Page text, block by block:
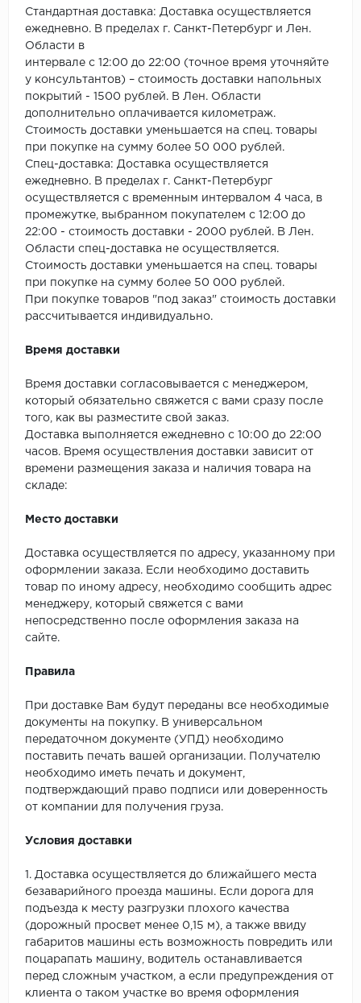
SPC Alta Step
SPC Betta
SPC DEW
SPC Flooring
SPC Kronostep
SPC Promo
SPC Stronghold
Tulesna
Vinil click
Стандартная доставка: Доставка осуществляется
ежедневно. В пределах г. Санкт-Петербург и Лен.
Области в
интервале с 12:00 до 22:00 (точное время уточняйте
у консультантов) – стоимость доставки напольных
покрытий - 1500 рублей. В Лен. Области
дополнительно оплачивается километраж.
Стоимость доставки уменьшается на спец. товары
при покупке на сумму более 50 000 рублей.
Спец-доставка: Доставка осуществляется
ежедневно. В пределах г. Санкт-Петербург
осуществляется с временным интервалом 4 часа, в
промежутке, выбранном покупателем с 12:00 до
22:00 - стоимость доставки - 2000 рублей. В Лен.
Области спец-доставка не осуществляется.
Стоимость доставки уменьшается на спец. товары
при покупке на сумму более 50 000 рублей.
При покупке товаров "под заказ" стоимость доставки
рассчитывается индивидуально.
Время доставки
Время доставки согласовывается с менеджером,
который обязательно свяжется с вами сразу после
того, как вы разместите свой заказ.
Доставка выполняется ежедневно с 10:00 до 22:00
часов. Время осуществления доставки зависит от
времени размещения заказа и наличия товара на
складе:
Место доставки
Доставка осуществляется по адресу, указанному при
оформлении заказа. Если необходимо доставить
товар по иному адресу, необходимо сообщить адрес
менеджеру, который свяжется с вами
непосредственно после оформления заказа на
сайте.
Правила
При доставке Вам будут переданы все необходимые
документы на покупку. В универсальном
передаточном документе (УПД) необходимо
поставить печать вашей организации. Получателю
необходимо иметь печать и документ,
подтверждающий право подписи или доверенность
от компании для получения груза.
Условия доставки
1. Доставка осуществляется до ближайшего места
безаварийного проезда машины. Если дорога для
подъезда к месту разгрузки плохого качества
(дорожный просвет менее 0,15 м), а также ввиду
габаритов машины есть возможность повредить или
поцарапать машину, водитель останавливается
перед сложным участком, а если предупреждения от
клиента о таком участке во время оформления